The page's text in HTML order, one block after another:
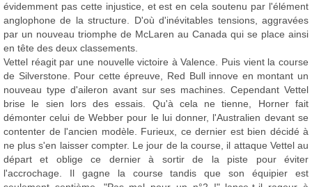
évidemment pas cette injustice, et est en cela soutenu par l'élément
anglophone de la structure. D'où d'inévitables tensions, aggravées
par un nouveau triomphe de McLaren au Canada qui se place ainsi
en tête des deux classements.
Vettel réagit par une nouvelle victoire à Valence. Puis vient la course
de Silverstone. Pour cette épreuve, Red Bull innove en montant un
nouveau type d'aileron avant sur ses machines. Cependant Vettel
brise le sien lors des essais. Qu'à cela ne tienne, Horner fait
démonter celui de Webber pour le lui donner, l'Australien devant se
contenter de l'ancien modèle. Furieux, ce dernier est bien décidé à
ne plus s'en laisser compter. Le jour de la course, il attaque Vettel au
départ et oblige ce dernier à sortir de la piste pour éviter
l'accrochage. Il gagne la course tandis que son équipier est